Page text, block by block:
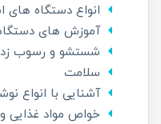
انواع دستگاه های
آموزش های
شستشو و رسوب
سلامت
آشنایی با انواع
خواص مواد غذایی